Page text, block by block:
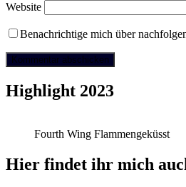
Website
Benachrichtige mich über
Highlight 2023
Fourth Wing Flammengeküsst
Hier findet ihr mich